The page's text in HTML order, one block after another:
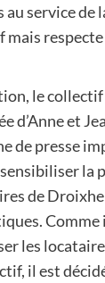
service de
mais
le collectif
d’Anne et
de presse
la
de
Comme
les
il est